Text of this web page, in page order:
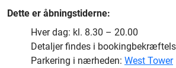
Dette er åbningstiderne:
Hver dag: kl. 8.30 – 20.00
Detaljer findes i
Parkering i nærheden: West Tower